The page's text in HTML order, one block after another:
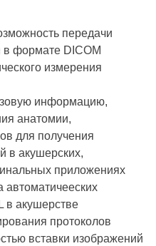
передачи
в формате DICOM
измерения
информацию,
анатомии,
для получения
в акушерских,
приложениях
автоматичееских
в акушерстве
протоколов
вставки изображений